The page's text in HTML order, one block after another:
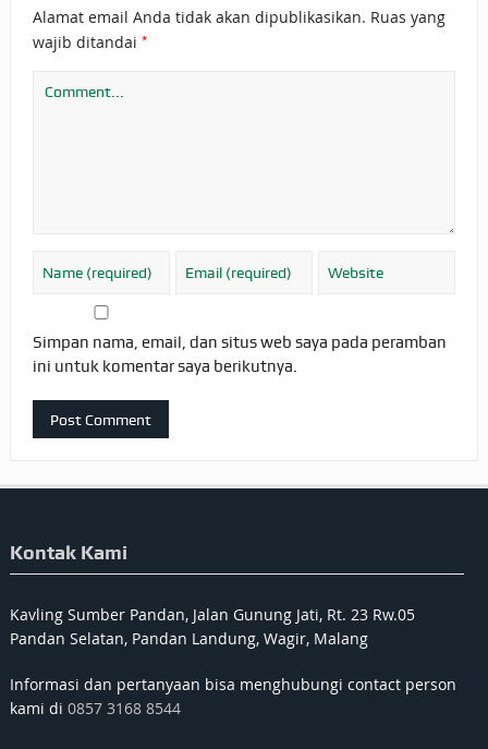
Alamat email Anda tidak akan dipublikasikan. Ruas yang
wajib ditandai *
Simpan nama, email, dan situs web saya pada peramban
ini untuk komentar saya berikutnya.
Kontak Kami
Kavling Sumber Pandan, Jalan Gunung Jati, Rt. 23 Rw.05
Pandan Selatan, Pandan Landung, Wagir, Malang
Informasi dan pertanyaan bisa menghubungi contact person
kami di 0857 3168 8544